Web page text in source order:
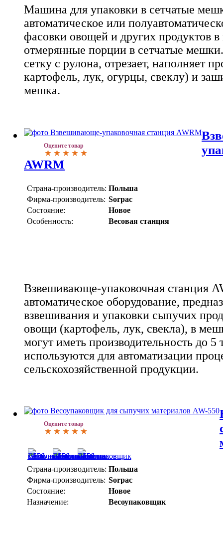
Машина для упаковки в сетчатые
автоматическое или
фасовки овощей и других продуктов в
отмерянные порции в сетчатые
сетку с рулона, отрезает, наполняет
картофель, лук, огурцы, свеклу) и
мешка.
Оцените товар
AWRM
Страна-производитель: Польша
Фирма-производитель: Sorpac
Состояние:
Новое
Особенность:
Весовая станция
Взвешивающе-упаковочная станция
автоматическое оборудование,
взвешивания и упаковки сыпучих
овощи (картофель, лук, свекла), в
могут иметь производительность до 5
используются для автоматизации
сельскохозяйственной продукции.
Оцените товар
Страна-производитель: Польша
Фирма-производитель: Sorpac
Состояние:
Новое
Назначение:
Весоупаковщик